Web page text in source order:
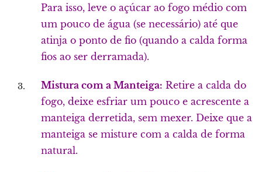
Para isso, leve o açúcar ao fogo médio com
um pouco de água (se necessário) até que
atinja o ponto de fio (quando a calda forma
fios ao ser derramada).
Mistura com a Manteiga: Retire a calda do
fogo, deixe esfriar um pouco e acrescente a
manteiga derretida, sem mexer. Deixe que a
manteiga se misture com a calda de forma
natural.